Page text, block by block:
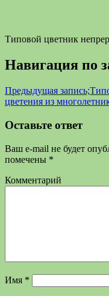
Типовой цветник
Навигация по
Предыдущая запись;
цветения из
Оставьте ответ
Ваш e-mail не будет
помечены *
Комментарий
Имя *